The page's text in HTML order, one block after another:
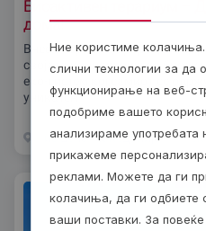
Биоактивен терариум –
дома!
Внеси парче од природата
своjата канцелариjа со
еко-систем кој самиот се
уникатен
Низ цела Македониjа
Ние користиме
слични технологии за да
функционирање на веб-
подобриме вашето
анализираме употребата
прикажеме
реклами. Можете да ги
колачиња, да ги одбиете
ваши поставки. За